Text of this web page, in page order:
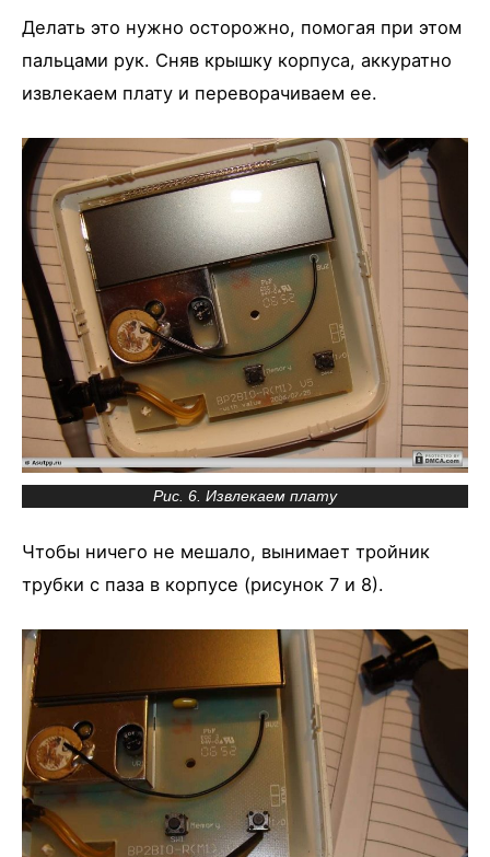
Делать это нужно осторожно, помогая при этом
пальцами рук. Сняв крышку корпуса, аккуратно
извлекаем плату и переворачиваем ее.
Рис. 6. Извлекаем плату
Чтобы ничего не мешало, вынимает тройник
трубки с паза в корпусе (рисунок 7 и 8).